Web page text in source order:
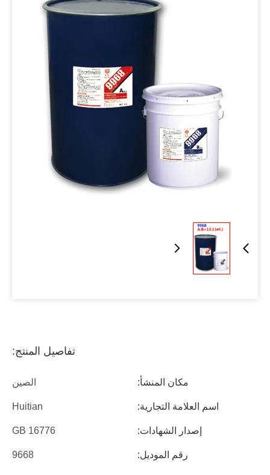
تفاصيل المنتج:
مكان المنشأ: الصين
اسم العلامة التجارية: Huitian
إصدار الشهادات: GB 16776
رقم الموديل: 9668